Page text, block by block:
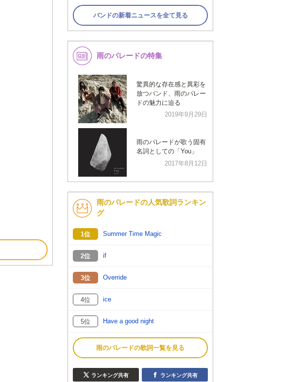
バンドの新着ニュースを全て見る
雨のパレードの特集
驚異的な存在感と異彩を
放つバンド、雨のパレー
ドの魅力に迫る
2019年9月29日
雨のパレードが歌う固有
名詞としての「You」
2017年8月12日
雨のパレードの人気歌詞ランキン
グ
1位 Summer Time Magic
2位 if
3位 Override
4位 ice
5位 Have a good night
雨のパレードの歌詞一覧を見る
ランキング共有 ランキング共有